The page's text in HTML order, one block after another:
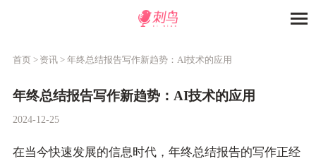
首页 > 资讯 > 年终总结报告写作新趋势：AI技术的应用
年终总结报告写作新趋势：AI技术的应用
2024-12-25
在当今快速发展的信息时代，年终总结报告的写作正经